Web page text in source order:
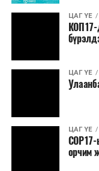
хөнгөвчлөх,
хүсэлтийг
нийлүүлэлтийн
ЦАГ ҮЕ
ЦАГ ҮЕ
ЦАГ ҮЕ
орчим